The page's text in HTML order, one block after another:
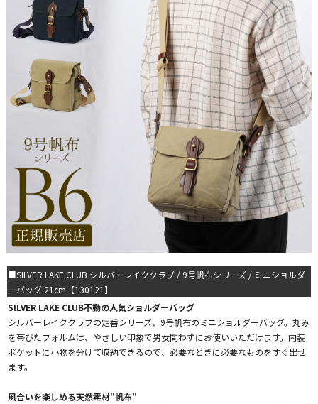
■SILVER LAKE CLUB シルバーレイククラブ / 9号帆布シリーズ / ミニショルダ
ーバッグ 21cm【130121】
SILVER LAKE CLUB不動の人気ショルダーバッグ
シルバーレイククラブの定番シリーズ、9号帆布のミニショルダーバッグ。丸み
を帯びたフォルムは、やさしい印象で男女問わずにお使いいただけます。内装
ポケットに小物を分けて収納できるので、必要なときに必要なものをすぐ出せ
ます。
風合いを楽しめる天然素材"帆布"